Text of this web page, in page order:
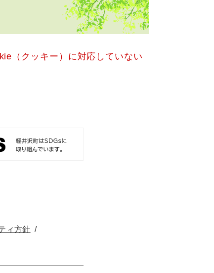
（クッキー）に対応していない
ィ方針